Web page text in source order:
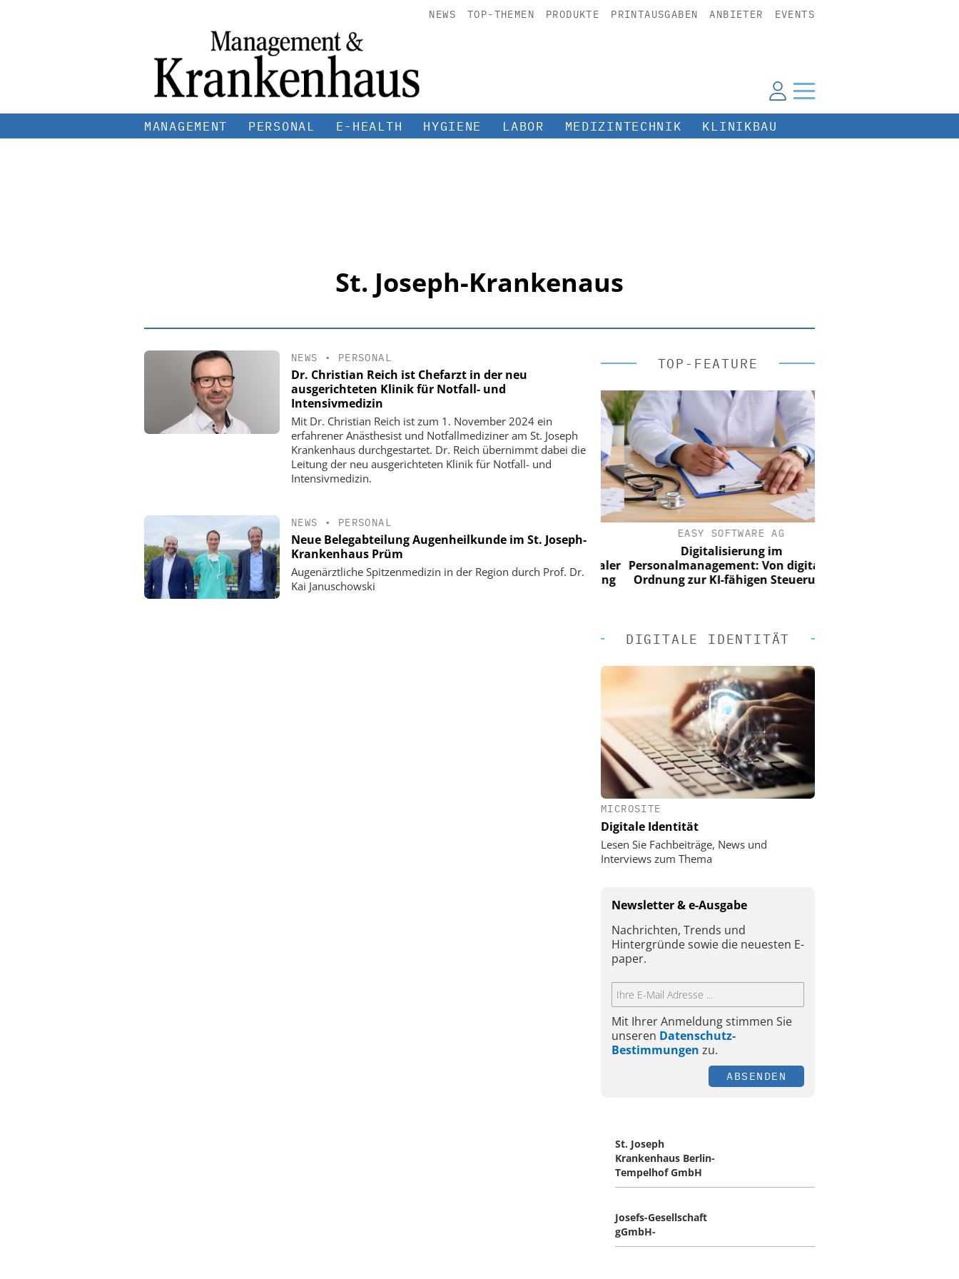
NEWS TOP-THEMEN PRODUKTE PRINTAUSGABEN ANBIETER EVENTS
MANAGEMENT PERSONAL E-HEALTH HYGIENE LABOR MEDIZINTECHNIK KLINIKBAU
St. Joseph-Krankenaus
NEWS • PERSONAL
Dr. Christian Reich ist Chefarzt in der neu
ausgerichteten Klinik für Notfall- und
Intensivmedizin
Mit Dr. Christian Reich ist zum 1. November 2024 ein
erfahrener Anästhesist und Notfallmediziner am St. Joseph
Krankenhaus durchgestartet. Dr. Reich übernimmt dabei die
Leitung der neu ausgerichteten Klinik für Notfall- und
Intensivmedizin.
NEWS • PERSONAL
Neue Belegabteilung Augenheilkunde im St. Joseph-
Krankenhaus Prüm
Augenärztliche Spitzenmedizin in der Region durch Prof. Dr.
Kai Januschowski
TOP-FEATURE
EASY SOFTWARE AG
Digitalisierung im
Personalmanagement: Von digitaler
Ordnung zur KI-fähigen Steuerung
EASY SOFTWARE AG
Digitalisierung im
Personalmanagement: Von digitaler
Ordnung zur KI-fähigen Steuerung
EASY SOFTWARE AG
Digitalisierung im
Personalmanagement: Von digitaler
Ordnung zur KI-fähigen Steuerung
DIGITALE IDENTITÄT
MICROSITE
Digitale Identität
Lesen Sie Fachbeiträge, News und
Interviews zum Thema
Newsletter & e-Ausgabe
Nachrichten, Trends und
Hintergründe sowie die neuesten E-
paper.
Mit Ihrer Anmeldung stimmen Sie
unseren Datenschutz-
Bestimmungen zu.
ABSENDEN
St. Joseph
Krankenhaus Berlin-
Tempelhof GmbH
Josefs-Gesellschaft
gGmbH-